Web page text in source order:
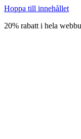
Hoppa till innehållet
20% rabatt i hela